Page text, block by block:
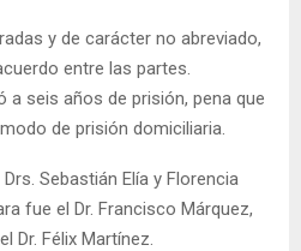
y de carácter no abreviado,
entre las partes.
a seis años de prisión, pena que
de prisión domiciliaria.
Sebastián Elía y Florencia
fue el Dr. Francisco Márquez,
Dr. Félix Martínez.